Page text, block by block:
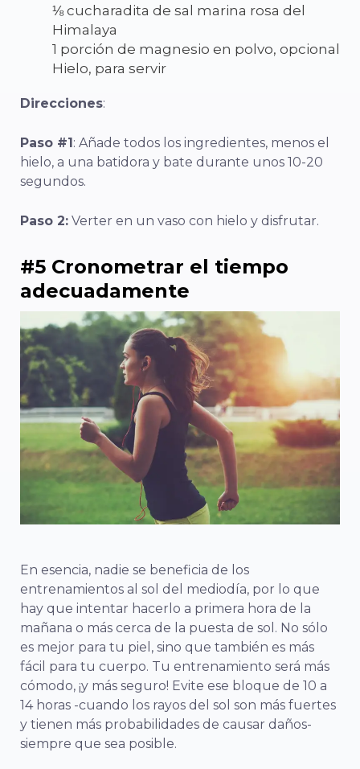
⅛ cucharadita de sal marina rosa del
Himalaya
1 porción de magnesio en polvo, opcional
Hielo, para servir
Direcciones:
Paso #1: Añade todos los ingredientes, menos el
hielo, a una batidora y bate durante unos 10-20
segundos.
Paso 2: Verter en un vaso con hielo y disfrutar.
#5 Cronometrar el tiempo
adecuadamente
En esencia, nadie se beneficia de los
entrenamientos al sol del mediodía, por lo que
hay que intentar hacerlo a primera hora de la
mañana o más cerca de la puesta de sol. No sólo
es mejor para tu piel, sino que también es más
fácil para tu cuerpo. Tu entrenamiento será más
cómodo, ¡y más seguro! Evite ese bloque de 10 a
14 horas -cuando los rayos del sol son más fuertes
y tienen más probabilidades de causar daños-
siempre que sea posible.